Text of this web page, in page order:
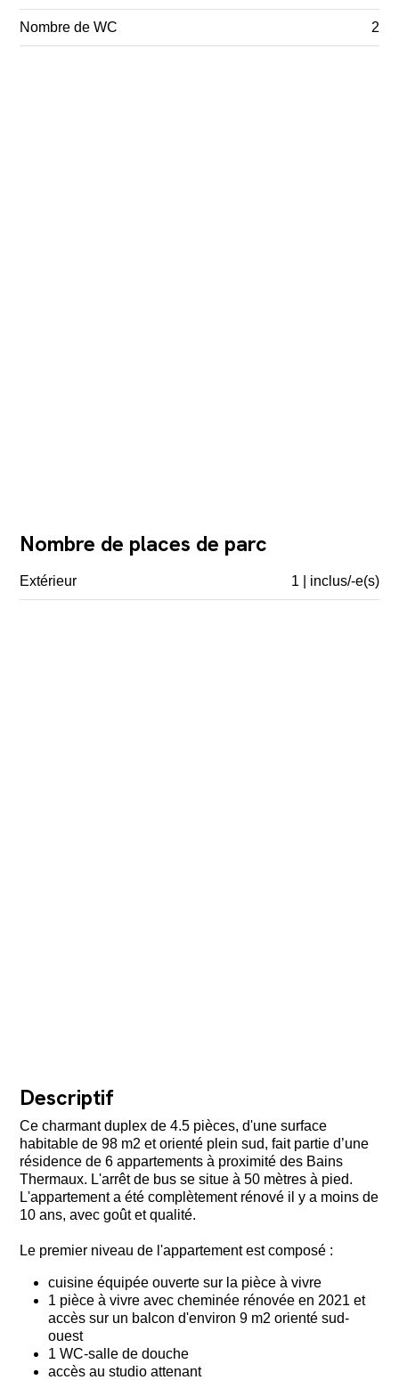
Nombre de WC 2
Nombre de places de parc
Extérieur 1 | inclus/-e(s)
Descriptif
Ce charmant duplex de 4.5 pièces, d'une surface
habitable de 98 m2 et orienté plein sud, fait partie d’une
résidence de 6 appartements à proximité des Bains
Thermaux. L'arrêt de bus se situe à 50 mètres à pied.
L'appartement a été complètement rénové il y a moins de
10 ans, avec goût et qualité.
Le premier niveau de l'appartement est composé :
cuisine équipée ouverte sur la pièce à vivre
1 pièce à vivre avec cheminée rénovée en 2021 et
accès sur un balcon d'environ 9 m2 orienté sud-
ouest
1 WC-salle de douche
accès au studio attenant